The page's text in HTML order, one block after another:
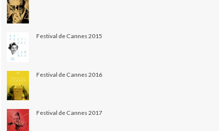
Festival de Cannes 2015
Festival de Cannes 2016
Festival de Cannes 2017